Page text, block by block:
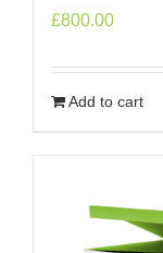
£800.00
Add to cart